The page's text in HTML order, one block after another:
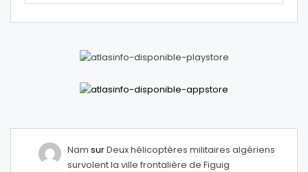
Nam surDeux hélicoptères militaires algériens
survolent la ville frontalière de Figuig